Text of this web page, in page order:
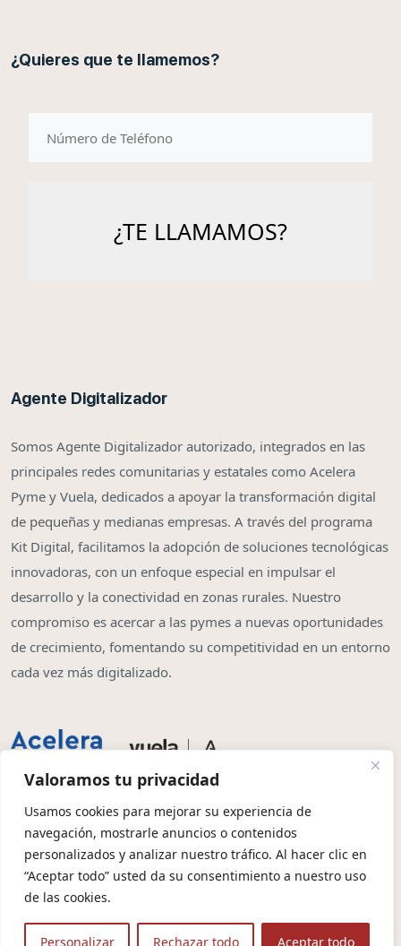
Valoramos tu privacidad
Usamos cookies para mejorar su experiencia de
navegación, mostrarle anuncios o contenidos
personalizados y analizar nuestro tráfico. Al hacer clic en
“Aceptar todo” usted da su consentimiento a nuestro uso
de las cookies.
Personalizar Rechazar todo Aceptar todo
¿Quieres que te llamemos?
Agente Digitalizador
Somos Agente Digitalizador autorizado, integrados en las
principales redes comunitarias y estatales como Acelera
Pyme y Vuela, dedicados a apoyar la transformación digital
de pequeñas y medianas empresas. A través del programa
Kit Digital, facilitamos la adopción de soluciones tecnológicas
innovadoras, con un enfoque especial en impulsar el
desarrollo y la conectividad en zonas rurales. Nuestro
compromiso es acercar a las pymes a nuevas oportunidades
de crecimiento, fomentando su competitividad en un entorno
cada vez más digitalizado.
Copyright © 2026 | Olbia System SL
Condiciones de Contratación
Política de Cookies
Aviso Legal
Protección de Datos